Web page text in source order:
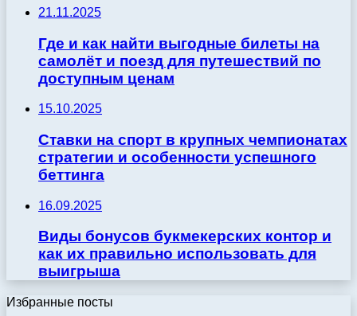
21.11.2025
Где и как найти выгодные билеты на
самолёт и поезд для путешествий по
доступным ценам
15.10.2025
Ставки на спорт в крупных чемпионатах
стратегии и особенности успешного
беттинга
16.09.2025
Виды бонусов букмекерских контор и
как их правильно использовать для
выигрыша
Избранные посты